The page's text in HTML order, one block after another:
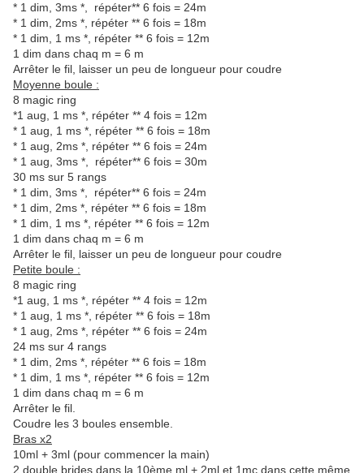
* 1 dim, 3ms *, répéter** 6 fois = 24m
* 1 dim, 2ms *, répéter ** 6 fois = 18m
* 1 dim, 1 ms *, répéter ** 6 fois = 12m
1 dim dans chaq m = 6 m
Arrêter le fil, laisser un peu de longueur pour coudre
Moyenne boule :
8 magic ring
*1 aug, 1 ms *, répéter ** 4 fois = 12m
* 1 aug, 1 ms *, répéter ** 6 fois = 18m
* 1 aug, 2ms *, répéter ** 6 fois = 24m
* 1 aug, 3ms *, répéter** 6 fois = 30m
30 ms sur 5 rangs
* 1 dim, 3ms *, répéter** 6 fois = 24m
* 1 dim, 2ms *, répéter ** 6 fois = 18m
* 1 dim, 1 ms *, répéter ** 6 fois = 12m
1 dim dans chaq m = 6 m
Arrêter le fil, laisser un peu de longueur pour coudre
Petite boule :
8 magic ring
*1 aug, 1 ms *, répéter ** 4 fois = 12m
* 1 aug, 1 ms *, répéter ** 6 fois = 18m
* 1 aug, 2ms *, répéter ** 6 fois = 24m
24 ms sur 4 rangs
* 1 dim, 2ms *, répéter ** 6 fois = 18m
* 1 dim, 1 ms *, répéter ** 6 fois = 12m
1 dim dans chaq m = 6 m
Arrêter le fil.
Coudre les 3 boules ensemble.
Bras x2
10ml + 3ml (pour commencer la main)
2 double brides dans la 10ème ml + 2ml et 1mc dans cette même